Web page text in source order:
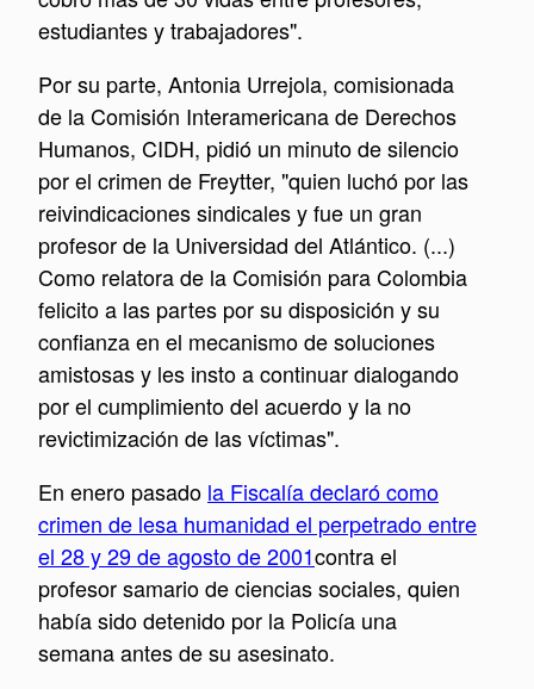
estudiantes y trabajadores".
Por su parte, Antonia Urrejola, comisionada
de la Comisión Interamericana de Derechos
Humanos, CIDH, pidió un minuto de silencio
por el crimen de Freytter, "quien luchó por las
reivindicaciones sindicales y fue un gran
profesor de la Universidad del Atlántico. (...)
Como relatora de la Comisión para Colombia
felicito a las partes por su disposición y su
confianza en el mecanismo de soluciones
amistosas y les insto a continuar dialogando
por el cumplimiento del acuerdo y la no
revictimización de las víctimas".
En enero pasado la Fiscalía declaró como
crimen de lesa humanidad el perpetrado entre
el 28 y 29 de agosto de 2001contra el
profesor samario de ciencias sociales, quien
había sido detenido por la Policía una
semana antes de su asesinato.